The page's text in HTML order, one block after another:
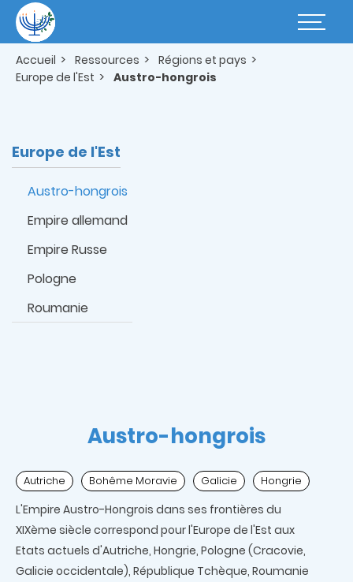
contenu
principal
Basculer
Accueil Ressources
Régions et pays
Europe de l'Est
Austro-hongrois
Europe de l'Est
Austro-hongrois
Empire allemand
Empire Russe
Pologne
Roumanie
Austro-hongrois
Autriche Bohême Moravie Galicie Hongrie
L'Empire Austro-Hongrois dans ses frontières du
XIXème siècle correspond pour l'Europe de l'Est aux
Etats actuels d'Autriche, Hongrie, Pologne (Cracovie,
Galicie occidentale), République Tchèque, Roumanie